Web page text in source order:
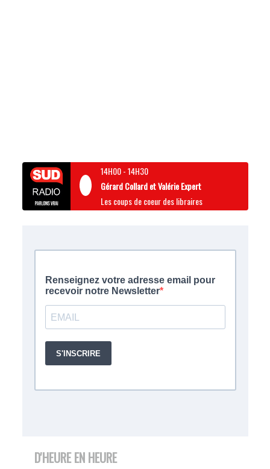
14H00-14H30
Gérard Collard et Valérie Expert
Les coups de coeur des libraires
D'HEURE EN HEURE